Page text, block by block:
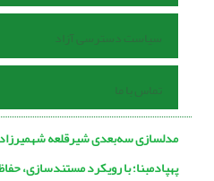
سیاست دسترسی آزاد
تماس با ما
مدلسازی سه‌بعدی شیرقلعه شهمیرزاد
پهپاد‌مبنا؛ با رویکرد مستندسازی،